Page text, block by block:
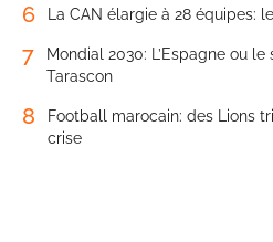
6 La CAN élargie à 28 équipes:
7
Mondial 2030: L’Espagne ou
Tarascon
8
Football marocain: des Lions
crise